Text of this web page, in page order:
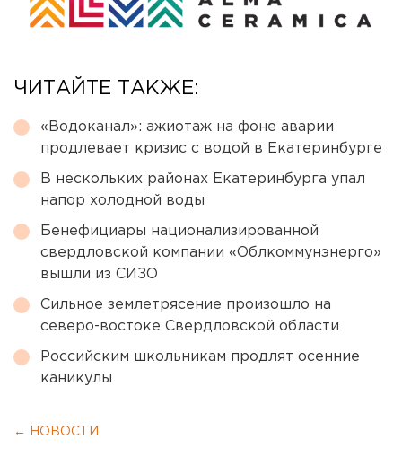
ЧИТАЙТЕ ТАКЖЕ:
«Водоканал»: ажиотаж на фоне аварии
продлевает кризис с водой в Екатеринбурге
В нескольких районах Екатеринбурга упал
напор холодной воды
Бенефициары национализированной
свердловской компании «Облкоммунэнерго»
вышли из СИЗО
Сильное землетрясение произошло на
северо-востоке Свердловской области
Российским школьникам продлят осенние
каникулы
← НОВОСТИ